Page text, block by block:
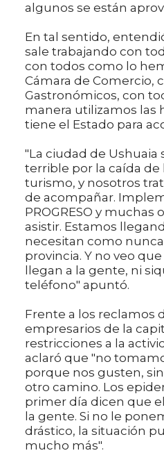
algunos se están
En tal sentido,
sale trabajando con
con todos como lo
Cámara de Comercio,
Gastronómicos, con
manera utilizamos las
tiene el Estado para
"La ciudad de Ushuaia
terrible por la caída de
turismo, y nosotros
de acompañar.
PROGRESO y muchas
asistir. Estamos
necesitan como nunca
provincia. Y no veo
llegan a la gente, ni
teléfono" apuntó.
Frente a los reclamos
empresarios de la
restricciones a la
aclaró que "no
porque nos gusten,
otro camino. Los
primer día dicen que
la gente. Si no le
drástico, la situación
mucho más".